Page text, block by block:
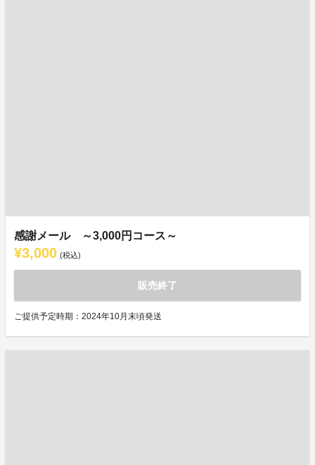
感謝メール ～3,000円コース～
¥3,000 (税込)
販売終了
ご提供予定時期：2024年10月末頃発送